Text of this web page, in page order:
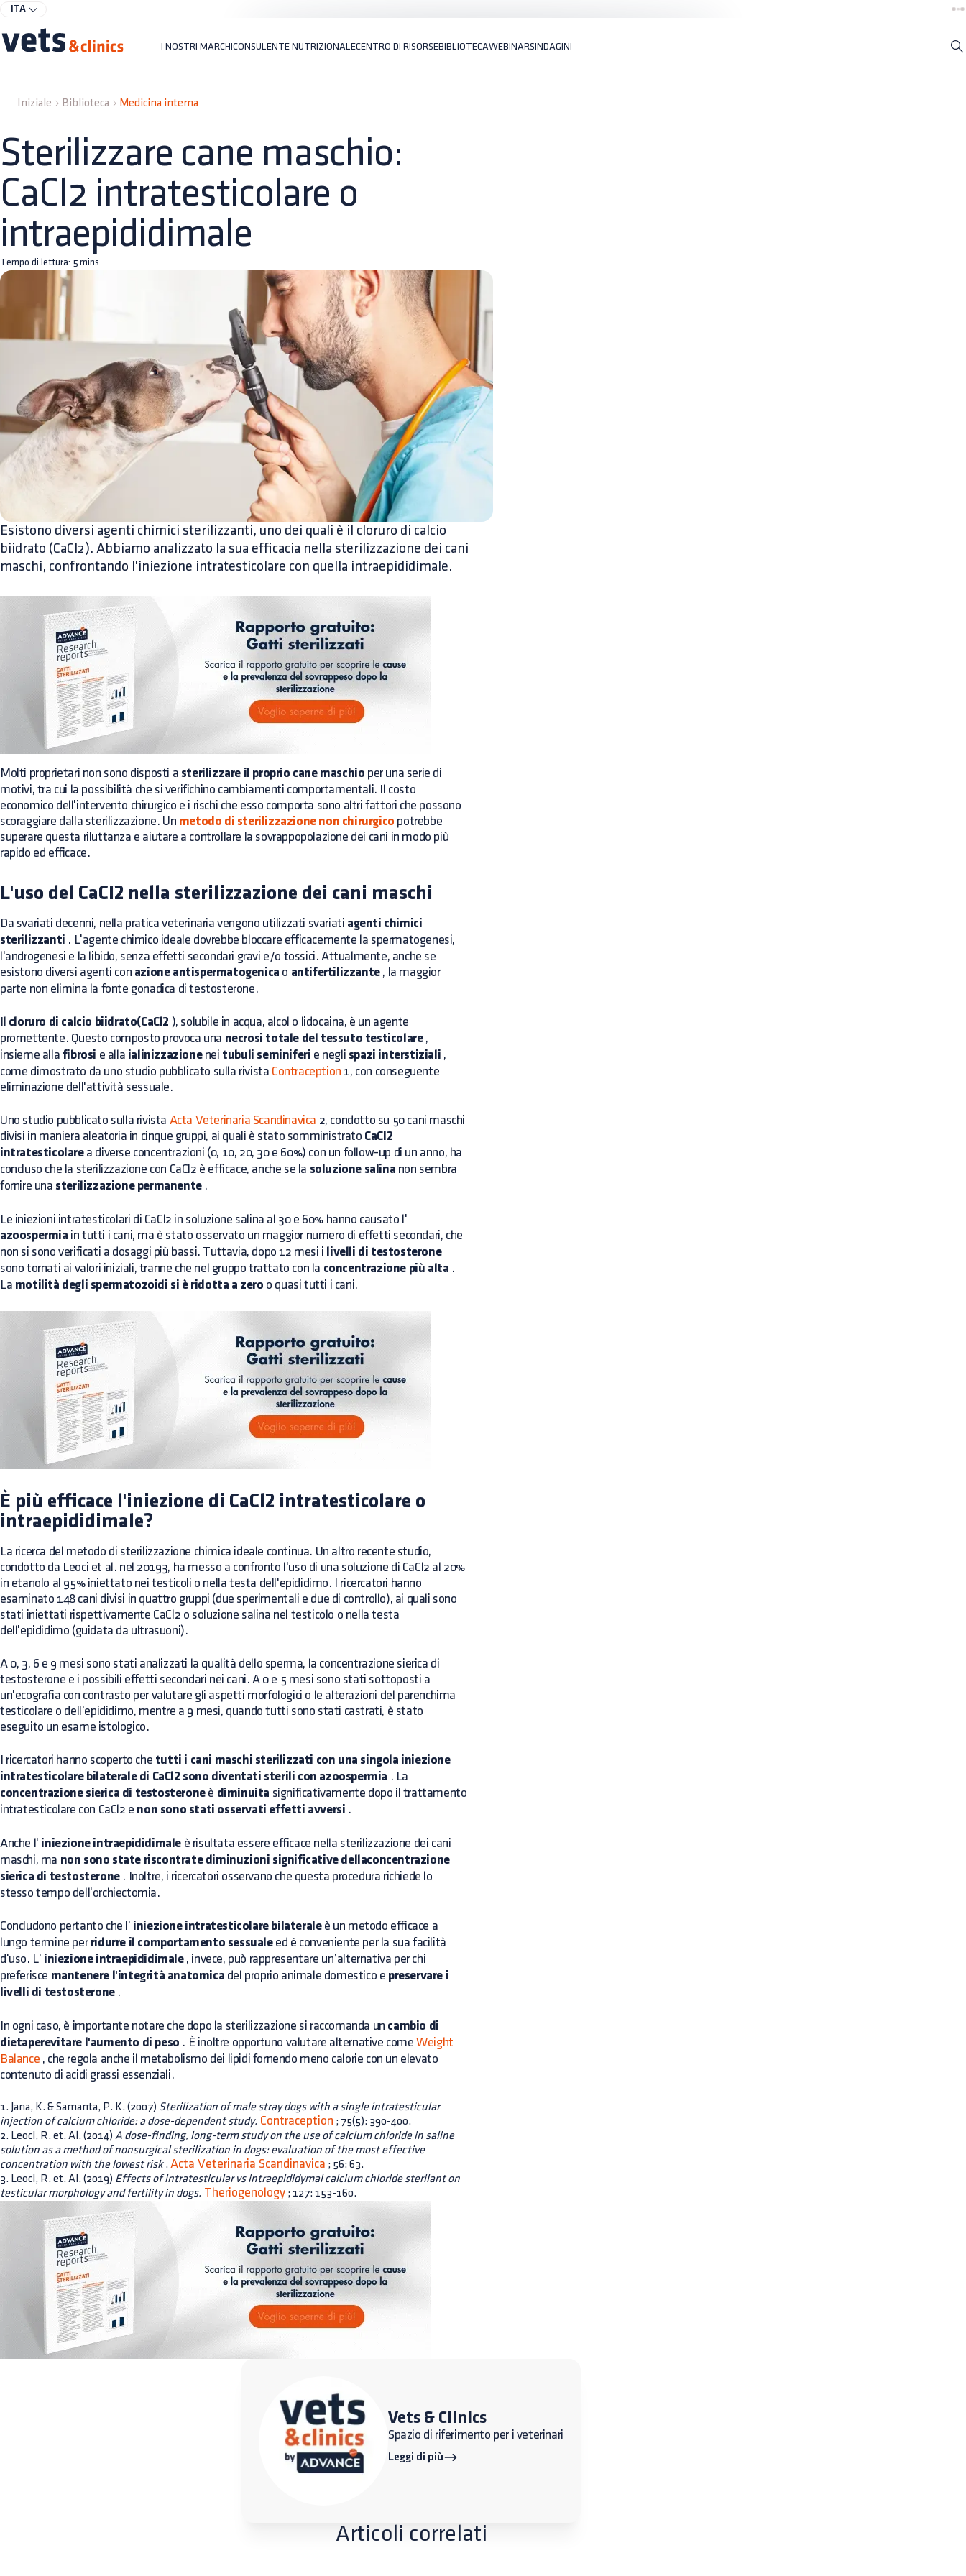
ITA
I NOSTRI MARCHICONSULENTE NUTRIZIONALECENTRO DI RISORSEBIBLIOTECAWEBINARSINDAGINI
Iniziale Biblioteca Medicina interna
Sterilizzare cane maschio:
CaCl2 intratesticolare o
intraepididimale
Tempo di lettura: 5 mins
Esistono diversi agenti chimici sterilizzanti, uno dei quali è il cloruro di calcio
biidrato (CaCl2). Abbiamo analizzato la sua efficacia nella sterilizzazione dei cani
maschi, confrontando l'iniezione intratesticolare con quella intraepididimale.
Molti proprietari non sono disposti a sterilizzare il proprio cane maschio per una serie di
motivi, tra cui la possibilità che si verifichino cambiamenti comportamentali. Il costo
economico dell'intervento chirurgico e i rischi che esso comporta sono altri fattori che possono
scoraggiare dalla sterilizzazione. Un metodo di sterilizzazione non chirurgico potrebbe
superare questa riluttanza e aiutare a controllare la sovrappopolazione dei cani in modo più
rapido ed efficace.
L'uso del CaCI2 nella sterilizzazione dei cani maschi
Da svariati decenni, nella pratica veterinaria vengono utilizzati svariati agenti chimici
sterilizzanti . L'agente chimico ideale dovrebbe bloccare efficacemente la spermatogenesi,
l'androgenesi e la libido, senza effetti secondari gravi e/o tossici. Attualmente, anche se
esistono diversi agenti con azione antispermatogenica o antifertilizzante, la maggior
parte non elimina la fonte gonadica di testosterone.
cloruro di calcio biidrato(CaCl2 ), solubile in acqua, alcol o lidocaina, è un agente
promettente. Questo composto provoca una necrosi totale del tessuto testicolare,
insieme alla fibrosi e alla ialinizzazionenei tubuli seminiferi e negli spazi interstiziali ,
come dimostrato da uno studio pubblicato sulla rivista Contraception 1, con conseguente
eliminazione dell'attività sessuale.
Uno studio pubblicato sulla rivista Acta Veterinaria Scandinavica 2, condotto su 50 cani maschi
divisi in maniera aleatoria in cinque gruppi, ai quali è stato somministrato CaCl2
intratesticolarea diverse concentrazioni (0, 10, 20, 30 e 60%) con un follow-up di un anno, ha
concluso che la sterilizzazione con CaCl2 è efficace, anche se la soluzione salina non sembra
fornire una sterilizzazione permanente.
Le iniezioni intratesticolari di CaCl2 in soluzione salina al 30 e 60% hanno causato l'
azoospermia in tutti i cani, ma è stato osservato un maggior numero di effetti secondari, che
non si sono verificati a dosaggi più bassi. Tuttavia, dopo 12 mesi i livelli di testosterone
sono tornati ai valori iniziali, tranne che nel gruppo trattato con la concentrazione più alta .
La motilità degli spermatozoidi si è ridotta a zero o quasi tutti i cani.
È più efficace l'iniezione di CaCl2 intratesticolare o
intraepididimale?
La ricerca del metodo di sterilizzazione chimica ideale continua. Un altro recente studio,
condotto da Leoci et al. nel 20193, ha messo a confronto l'uso di una soluzione di CaCl2 al 20%
in etanolo al 95% iniettato nei testicoli o nella testa dell'epididimo. I ricercatori hanno
esaminato 148 cani divisi in quattro gruppi (due sperimentali e due di controllo), ai quali sono
stati iniettati rispettivamente CaCl2 o soluzione salina nel testicolo o nella testa
dell'epididimo (guidata da ultrasuoni).
A 0, 3, 6 e 9 mesi sono stati analizzati la qualità dello sperma, la concentrazione sierica di
testosterone e i possibili effetti secondari nei cani. A 0 e 5 mesi sono stati sottoposti a
un'ecografia con contrasto per valutare gli aspetti morfologici o le alterazioni del parenchima
testicolare o dell'epididimo, mentre a 9 mesi, quando tutti sono stati castrati, è stato
eseguito un esame istologico.
I ricercatori hanno scoperto che tutti i cani maschi sterilizzati con una singola iniezione
intratesticolare bilaterale di CaCl2 sono diventati sterili con azoospermia . La
concentrazione sierica di testosteroneè diminuita significativamente dopo il trattamento
intratesticolare con CaCl2 e non sono stati osservati effetti avversi .
Anche l' iniezione intraepididimale è risultata essere efficace nella sterilizzazione dei cani
maschi, ma non sono state riscontrate diminuzioni significative dellaconcentrazione
sierica di testosterone. Inoltre, i ricercatori osservano che questa procedura richiede lo
stesso tempo dell'orchiectomia.
Concludono pertanto che l' iniezione intratesticolare bilateraleè un metodo efficace a
lungo termine per ridurre il comportamento sessualeed è conveniente per la sua facilità
d'uso. L' iniezione intraepididimale, invece, può rappresentare un’alternativa per chi
preferisce mantenere l'integrità anatomica del proprio animale domestico e preservare i
livelli di testosterone.
In ogni caso, è importante notare che dopo la sterilizzazione si raccomanda un cambio di
dietaperevitare l'aumento di peso . È inoltre opportuno valutare alternative comeWeight
Balance , che regola anche il metabolismo dei lipidi fornendo meno calorie con un elevato
contenuto di acidi grassi essenziali.
1. Jana, K. & Samanta, P. K. (2007) Sterilization of male stray dogs with a single intratesticular
injection of calcium chloride: a dose-dependent study. Contraception ; 75(5): 390-400.
2. Leoci, R. et. Al. (2014) A dose-finding, long-term study on the use of calcium chloride in saline
solution as a method of nonsurgical sterilization in dogs: evaluation of the most effective
concentration with the lowest risk. Acta Veterinaria Scandinavica ; 56: 63.
3. Leoci, R. et. Al. (2019) Effects of intratesticular vs intraepididymal calcium chloride sterilant on
testicular morphology and fertility in dogs. Theriogenology ; 127: 153-160.
Vets & Clinics
Spazio di riferimento per i veterinari
Leggi di più
Articoli correlati